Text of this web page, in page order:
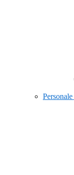
Personale